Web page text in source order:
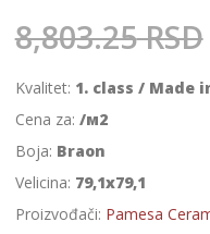
8,803.25RSD
Kvalitet: 1. class / Made
Cena za: /м2
Boja: Braon
Velicina: 79,1x79,1
Proizvođači: Pamesa